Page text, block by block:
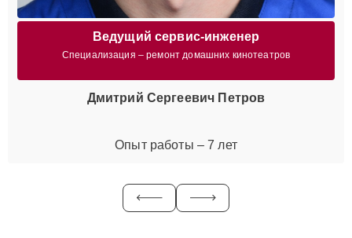
Ведущий сервис-инженер
Специализация – ремонт домашних кинотеатров
Дмитрий Сергеевич Петров
Опыт работы – 7 лет